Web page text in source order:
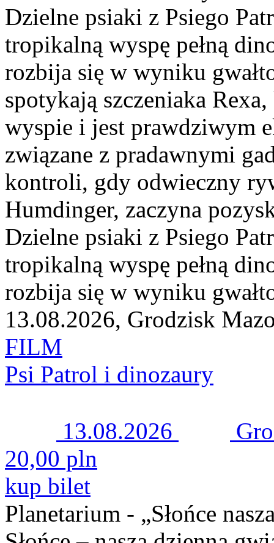
Dzielne psiaki z Psiego
tropikalną wyspę pełną
rozbija się w wyniku
spotykają szczeniaka
wyspie i jest prawdziwym
związane z pradawnymi
kontroli, gdy odwieczny
Humdinger, zaczyna
Dzielne psiaki z Psiego
tropikalną wyspę pełną
rozbija się w wyniku
13.08.2026, Grodzisk
FILM
Psi Patrol i dinozaury
13.08.2026
20,00 pln
kup bilet
Planetarium - „Słońce